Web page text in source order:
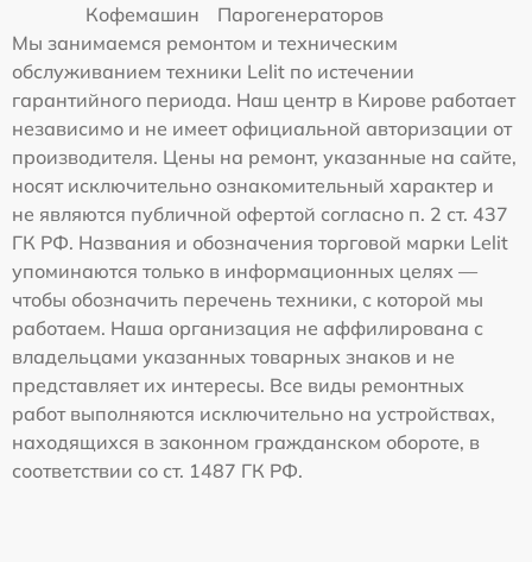
Кофемашин
Парогенераторов
Мы занимаемся ремонтом и техническим
обслуживанием техники Lelit по истечении
гарантийного периода. Наш центр в Кирове работает
независимо и не имеет официальной авторизации от
производителя. Цены на ремонт, указанные на сайте,
носят исключительно ознакомительный характер и
не являются публичной офертой согласно п. 2 ст. 437
ГК РФ. Названия и обозначения торговой марки Lelit
упоминаются только в информационных целях —
чтобы обозначить перечень техники, с которой мы
работаем. Наша организация не аффилирована с
владельцами указанных товарных знаков и не
представляет их интересы. Все виды ремонтных
работ выполняются исключительно на устройствах,
находящихся в законном гражданском обороте, в
соответствии со ст. 1487 ГК РФ.